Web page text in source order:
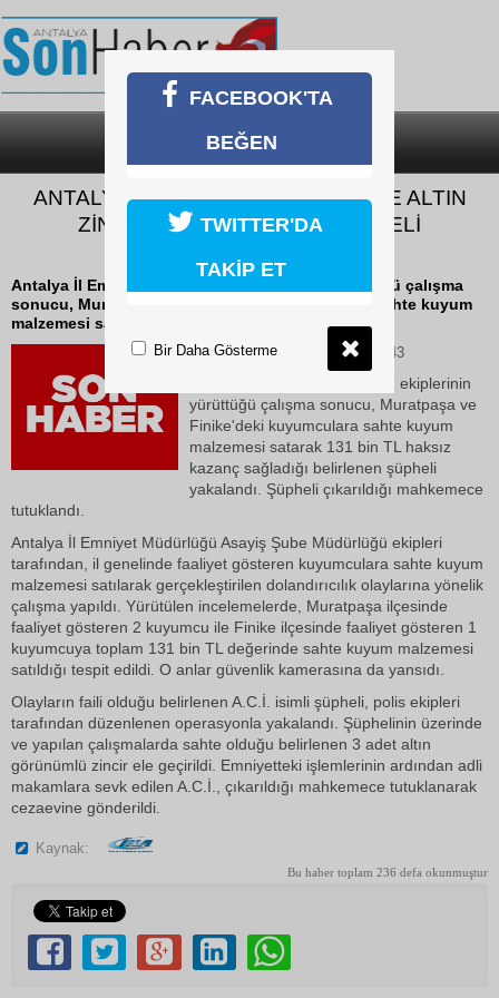
SON DAKİKA
ANTALYA’DA KUYUMCULARI SAHTE ALTIN
ZİNCİRLE DOLANDIRAN ŞÜPHELİ
Antalya İl Emniyet Müdürlüğü ekiplerinin yürüttüğü çalışma
sonucu, Muratpaşa ve Finike'deki kuyumculara sahte kuyum
malzemesi satarak 131 bin TL haksız...
10 Haziran 2026 Çarşamba 15:43
Antalya İl Emniyet Müdürlüğü ekiplerinin
yürüttüğü çalışma sonucu, Muratpaşa ve
Finike'deki kuyumculara sahte kuyum
malzemesi satarak 131 bin TL haksız
kazanç sağladığı belirlenen şüpheli
yakalandı. Şüpheli çıkarıldığı mahkemece
tutuklandı.
Antalya İl Emniyet Müdürlüğü Asayiş Şube Müdürlüğü ekipleri
tarafından, il genelinde faaliyet gösteren kuyumculara sahte kuyum
malzemesi satılarak gerçekleştirilen dolandırıcılık olaylarına yönelik
çalışma yapıldı. Yürütülen incelemelerde, Muratpaşa ilçesinde
faaliyet gösteren 2 kuyumcu ile Finike ilçesinde faaliyet gösteren 1
kuyumcuya toplam 131 bin TL değerinde sahte kuyum malzemesi
satıldığı tespit edildi. O anlar güvenlik kamerasına da yansıdı.
Olayların faili olduğu belirlenen A.C.İ. isimli şüpheli, polis ekipleri
tarafından düzenlenen operasyonla yakalandı. Şüphelinin üzerinde
ve yapılan çalışmalarda sahte olduğu belirlenen 3 adet altın
görünümlü zincir ele geçirildi. Emniyetteki işlemlerinin ardından adli
makamlara sevk edilen A.C.İ., çıkarıldığı mahkemece tutuklanarak
cezaevine gönderildi.
Kaynak:
Bu haber toplam 236 defa okunmuştur
FACEBOOK'TA
BEĞEN
TWITTER'DA
TAKİP ET
Bir Daha Gösterme